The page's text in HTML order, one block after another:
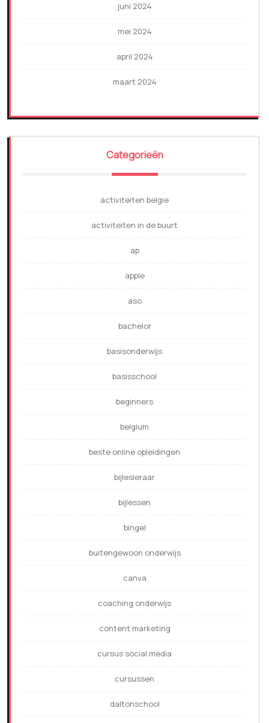
juni 2024
mei 2024
april 2024
maart 2024
Categorieën
activiteiten belgie
activiteiten in de buurt
ap
apple
aso
bachelor
basisonderwijs
basisschool
beginners
belgium
beste online opleidingen
bijlesleraar
bijlessen
bingel
buitengewoon onderwijs
canva
coaching onderwijs
content marketing
cursus social media
cursussen
daltonschool